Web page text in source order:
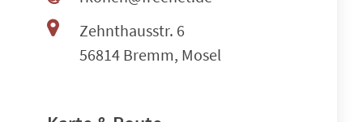
Zehnthausstr. 6
56814 Bremm, Mosel